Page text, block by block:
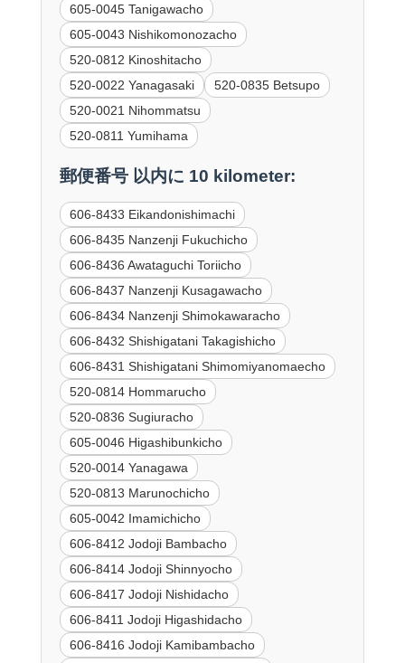
605-0045 Tanigawacho
605-0043 Nishikomonozacho
520-0812 Kinoshitacho
520-0022 Yanagasaki
520-0835 Betsupo
520-0021 Nihommatsu
520-0811 Yumihama
郵便番号 以内に 10 kilometer:
606-8433 Eikandonishimachi
606-8435 Nanzenji Fukuchicho
606-8436 Awataguchi Toriicho
606-8437 Nanzenji Kusagawacho
606-8434 Nanzenji Shimokawaracho
606-8432 Shishigatani Takagishicho
606-8431 Shishigatani Shimomiyanomaecho
520-0814 Hommarucho
520-0836 Sugiuracho
605-0046 Higashibunkicho
520-0014 Yanagawa
520-0813 Marunochicho
605-0042 Imamichicho
606-8412 Jodoji Bambacho
606-8414 Jodoji Shinnyocho
606-8417 Jodoji Nishidacho
606-8411 Jodoji Higashidacho
606-8416 Jodoji Kamibambacho